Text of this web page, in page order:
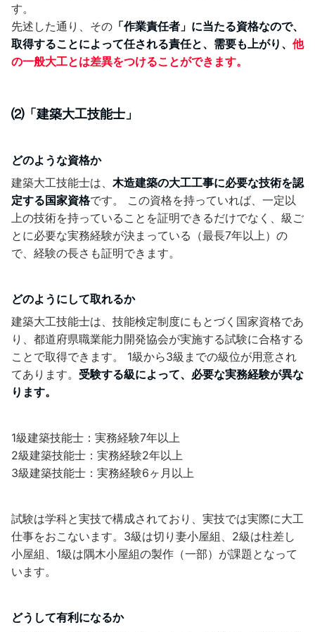
す。
先述した通り、その 「作業責任者」に当たる資格なので、
取得することによって任される責任と、需要も上がり、 他
の一般大工とは差異をつけることができます。
⑵「建築大工技能士」
どのような資格か
建築大工技能士は、 木造建築の大工工事に必要な技術を認
定する国家資格です。 この資格を持っていれば、一定以
上の技術を持っていることを証明できるだけでなく、級ご
とに必要な実務経験が決まっている（最長7年以上）の
で、経験の長さも証明できます。
どのようにして取れるか
建築大工技能士は、技能検定制度にもとづく国家資格であ
り、都道府県職業能力開発協会が実施する試験に合格する
ことで取得できます。 1級から3級までの級位が用意され
てあります。 受験する級によって、必要な実務経験が異な
ります。
1級建築技能士：実務経験7年以上
2級建築技能士：実務経験2年以上
3級建築技能士：実務経験6ヶ月以上
試験は学科と実技で構成されており、実技では実際に大工
仕事をおこないます。3級は切り妻小屋組、2級は柱差し
小屋組、1級は隅木小屋組の製作（一部）が課題となって
います。
どうして有利になるか